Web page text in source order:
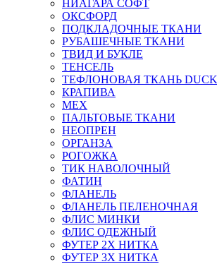
НИАГАРА СОФТ
ОКСФОРД
ПОДКЛАДОЧНЫЕ ТКАНИ
РУБАШЕЧНЫЕ ТКАНИ
ТВИД И БУКЛЕ
ТЕНСЕЛЬ
ТЕФЛОНОВАЯ ТКАНЬ
КРАПИВА
МЕХ
ПАЛЬТОВЫЕ ТКАНИ
НЕОПРЕН
ОРГАНЗА
РОГОЖКА
ТИК НАВОЛОЧНЫЙ
ФАТИН
ФЛАНЕЛЬ
ФЛАНЕЛЬ ПЕЛЕНОЧНАЯ
ФЛИС МИНКИ
ФЛИС ОДЕЖНЫЙ
ФУТЕР 2Х НИТКА
ФУТЕР 3Х НИТКА